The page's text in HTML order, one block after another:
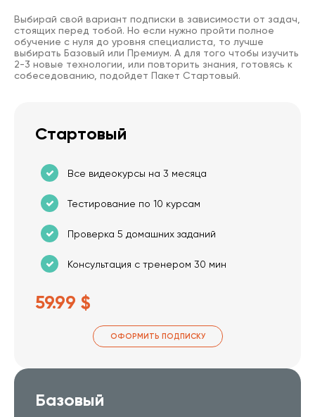
Выбирай свой вариант подписки в зависимости от задач,
стоящих перед тобой. Но если нужно пройти полное
обучение с нуля до уровня специалиста, то лучше
выбирать Базовый или Премиум. А для того чтобы изучить
2-3 новые технологии, или повторить знания, готовясь к
собеседованию, подойдет Пакет Стартовый.
Стартовый
Все видеокурсы на 3 месяца
Тестирование по 10 курсам
Проверка 5 домашних заданий
Консультация с тренером 30 мин
59.99 $
ОФОРМИТЬ ПОДПИСКУ
Базовый